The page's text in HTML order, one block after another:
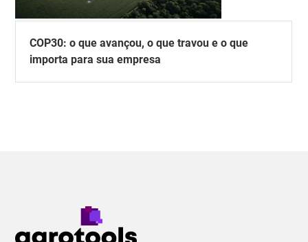
COP30: o que avançou, o que travou e o que
importa para sua empresa